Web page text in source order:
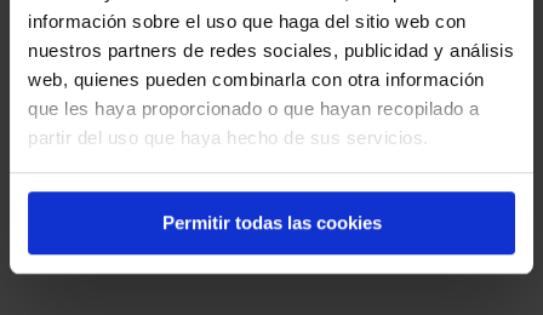
información sobre el uso que haga del sitio web con
nuestros partners de redes sociales, publicidad y análisis
web, quienes pueden combinarla con otra información
que les haya proporcionado o que hayan recopilado a
partir del uso que haya hecho de sus servicios.
Permitir todas las cookies
comunidad de madrid,cortes generales
ujieres,asamblea de madrid,
ayuntamiento de madrid,
administración local,
administración
general del estado,
test de
oposiciones
oposiciones sanidad,
test
constitución, ley 30/1992,
, defensor del
pueblo, ley 30/92, cortes